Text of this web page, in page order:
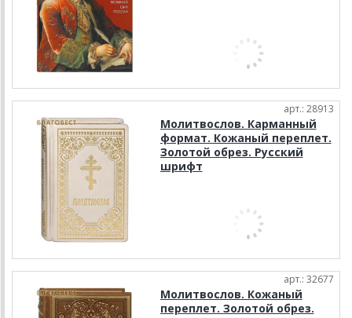
арт.: 28913
Молитвослов. Карманный
формат. Кожаный переплет.
Золотой обрез. Русский
шрифт
арт.: 32677
Молитвослов. Кожаный
переплет. Золотой обрез.